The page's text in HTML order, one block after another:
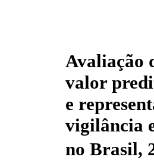
Avaliação
valor
e
vigilância
no Brasil,